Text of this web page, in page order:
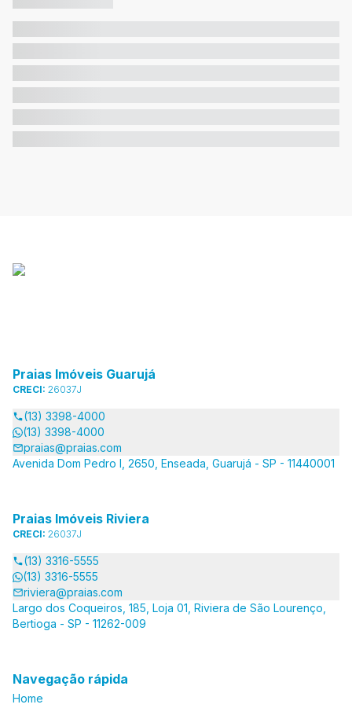
Praias Imóveis Guarujá
CRECI: 26037J
(13) 3398-4000
(13) 3398-4000
praias@praias.com
Avenida Dom Pedro I, 2650, Enseada, Guarujá - SP - 11440001
Praias Imóveis Riviera
CRECI: 26037J
(13) 3316-5555
(13) 3316-5555
riviera@praias.com
Largo dos Coqueiros, 185, Loja 01, Riviera de São Lourenço,
Bertioga - SP - 11262-009
Navegação rápida
Home